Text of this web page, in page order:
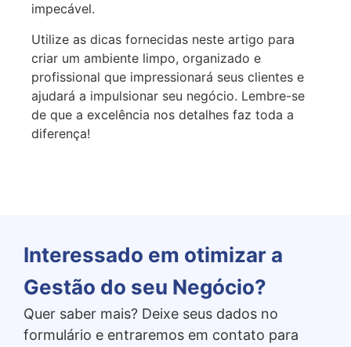
impecável.
Utilize as dicas fornecidas neste artigo para
criar um ambiente limpo, organizado e
profissional que impressionará seus clientes e
ajudará a impulsionar seu negócio. Lembre-se
de que a excelência nos detalhes faz toda a
diferença!
Interessado em otimizar a
Gestão do seu Negócio?
Quer saber mais? Deixe seus dados no
formulário e entraremos em contato para